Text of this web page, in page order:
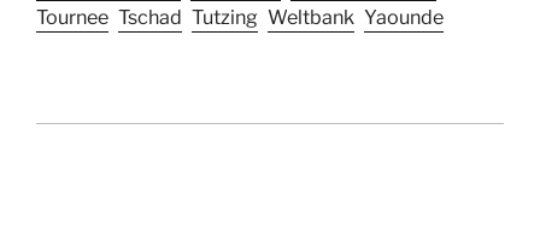
Tournee Tschad Tutzing Weltbank Yaounde